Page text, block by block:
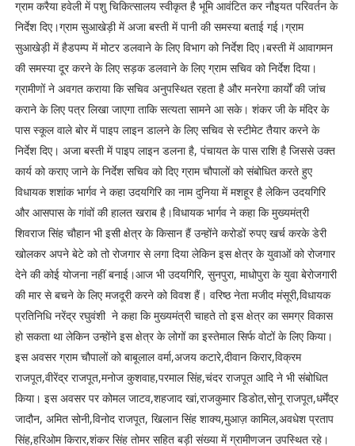
ग्राम करैया हवेली में पशु चिकित्सालय स्वीकृत है भूमि आवंटित कर नौइयत परिवर्तन के
निर्देश दिए।ग्राम सुआखेड़ी में अजा बस्ती में पानी की समस्या बताई गई।ग्राम
सुआखेड़ी में हैडपम्प में मोटर डलवाने के लिए विभाग को निर्देश दिए।बस्ती में आवागमन
की समस्या दूर करने के लिए सड़क डलवाने के लिए ग्राम सचिव को निर्देश दिया।
ग्रामीणों ने अवगत कराया कि सचिव अनुपस्थित रहता है और मनरेगा कार्यों की जांच
कराने के लिए पत्र लिखा जाएगा ताकि सत्यता सामने आ सके। शंकर जी के मंदिर के
पास स्कूल वाले बोर में पाइप लाइन डालने के लिए सचिव से स्टीमेट तैयार करने के
निर्देश दिए। अजा बस्ती में पाइप लाइन डलना है, पंचायत के पास राशि है जिससे उक्त
कार्य को कराए जाने के निर्देश सचिव को दिए ग्राम चौपालों को संबोधित करते हुए
विधायक शशांक भार्गव ने कहा उदयगिरि का नाम दुनिया में मशहूर है लेकिन उदयगिरि
और आसपास के गांवों की हालत खराब है।विधायक भार्गव ने कहा कि मुख्यमंत्री
शिवराज सिंह चौहान भी इसी क्षेत्र के किसान हैं उन्होंने करोडों रुपए खर्च करके डेरी
खोलकर अपने बेटे को तो रोजगार से लगा दिया लेकिन इस क्षेत्र के युवाओं को रोजगार
देने की कोई योजना नहीं बनाई।आज भी उदयगिरि, सुनपुरा, माधोपुरा के युवा बेरोजगारी
की मार से बचने के लिए मजदूरी करने को विवश हैं। वरिष्ठ नेता मजीद मंसूरी,विधायक
प्रतिनिधि नरेंद्र रघुवंशी ने कहा कि मुख्यमंत्री चाहते तो इस क्षेत्र का समग्र विकास
हो सकता था लेकिन उन्होंने इस क्षेत्र के लोगों का इस्तेमाल सिर्फ वोटों के लिए किया।
इस अवसर ग्राम चौपालों को बाबूलाल वर्मा,अजय कटारे,दीवान किरार,विक्रम
राजपूत,वीरेंद्र राजपूत,मनोज कुशवाह,परमाल सिंह,चंदर राजपूत आदि ने भी संबोधित
किया। इस अवसर पर कोमल जाटव,शहजाद खां,राजकुमार डिडोत,सोनू राजपूत,धर्मेंद्र
जादौन, अमित सोनी,विनोद राजपूत, खिलान सिंह शाक्य,मुआज़ कामिल,अवधेश प्रताप
सिंह,हरिओम किरार,शंकर सिंह तोमर सहित बड़ी संख्या में ग्रामीणजन उपस्थित रहे।